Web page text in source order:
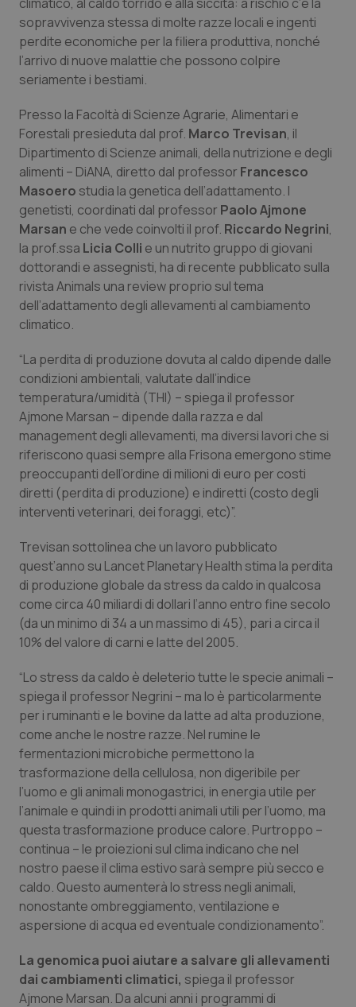
Emilia-Romagna
Friuli Venezia Giulia
Lazio
Liguria
Lombardia
Marche
Molise
Piemonte
Provincia Autonoma di Bolzano
Provincia Autonoma di Trento
Puglia
Sardegna
Toscana
Umbria
Valle D’Aosta
Veneto
Colesterolo & coronaropatie
Dermatite Atopica
Diabete & glucometri
Disturbi dell’umore
Dolore
Donna & Salute
Epatiti
HIV
Infezioni & Febbre
Ipertensione & Scompenso
Malattie rare
Malattia di Crohn & Rettocolite Ulcerosa
Obesità
Oftalmologia
Oncodermatologia
Oncoematologia
Oncologia & Nutrizione
Psoriasi & pelle
Quotidiano Cardiologia
Quotidiano Chirurgia
Quotidiano Oncologia
Rene & patologie urogenitali
sopravvivenza stessa di molte razze locali e ingenti
perdite economiche per la filiera produttiva, nonché
l’arrivo di nuove malattie che possono colpire
seriamente i bestiami.
Presso la Facoltà di Scienze Agrarie, Alimentari e
Forestali presieduta dal prof. Marco Trevisan, il
Dipartimento di Scienze animali, della nutrizione e degli
alimenti – DiANA, diretto dal professor Francesco
Masoero studia la genetica dell’adattamento. I
genetisti, coordinati dal professor Paolo Ajmone
Marsan e che vede coinvolti il prof. Riccardo Negrini,
la prof.ssa Licia Colli e un nutrito gruppo di giovani
dottorandi e assegnisti, ha di recente pubblicato sulla
rivista Animals una review proprio sul tema
dell’adattamento degli allevamenti al cambiamento
climatico.
“La perdita di produzione dovuta al caldo dipende dalle
condizioni ambientali, valutate dall’indice
temperatura/umidità (THI) – spiega il professor
Ajmone Marsan – dipende dalla razza e dal
management degli allevamenti, ma diversi lavori che si
riferiscono quasi sempre alla Frisona emergono stime
preoccupanti dell’ordine di milioni di euro per costi
diretti (perdita di produzione) e indiretti (costo degli
interventi veterinari, dei foraggi, etc)”.
Trevisan sottolinea che un lavoro pubblicato
quest’anno su Lancet Planetary Health stima la perdita
di produzione globale da stress da caldo in qualcosa
come circa 40 miliardi di dollari l’anno entro fine secolo
(da un minimo di 34 a un massimo di 45), pari a circa il
10% del valore di carni e latte del 2005.
“Lo stress da caldo è deleterio tutte le specie animali –
spiega il professor Negrini – ma lo è particolarmente
per i ruminanti e le bovine da latte ad alta produzione,
come anche le nostre razze. Nel rumine le
fermentazioni microbiche permettono la
trasformazione della cellulosa, non digeribile per
l’uomo e gli animali monogastrici, in energia utile per
l’animale e quindi in prodotti animali utili per l’uomo, ma
questa trasformazione produce calore. Purtroppo –
continua – le proiezioni sul clima indicano che nel
nostro paese il clima estivo sarà sempre più secco e
caldo. Questo aumenterà lo stress negli animali,
nonostante ombreggiamento, ventilazione e
aspersione di acqua ed eventuale condizionamento”.
La genomica puoi aiutare a salvare gli allevamenti
dai cambiamenti climatici, spiega il professor
Ajmone Marsan. Da alcuni anni i programmi di